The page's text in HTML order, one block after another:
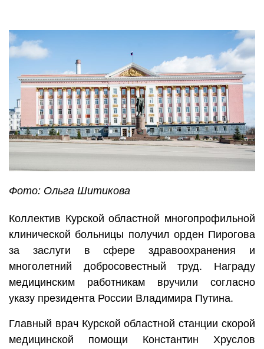
Фото: Ольга Шитикова
Коллектив Курской областной многопрофильной
клинической больницы получил орден Пирогова
за заслуги в сфере здравоохранения и
многолетний добросовестный труд. Награду
медицинским работникам вручили согласно
указу президента России Владимира Путина.
Главный врач Курской областной станции скорой
медицинской помощи Константин Хруслов